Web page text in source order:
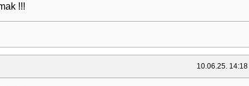
!!!
10.06.25. 14:18